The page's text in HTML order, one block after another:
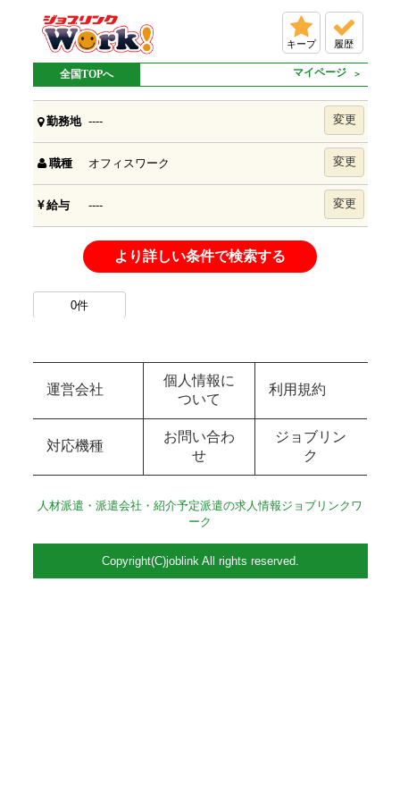
キープ 履歴
全国TOPへ マイページ
勤務地 ---- 変更
職種 オフィスワーク 変更
給与 ---- 変更
より詳しい条件で検索する
0件
運営会社
個人情報に
ついて
利用規約
対応機種
お問い合わ
せ
ジョブリン
ク
人材派遣・派遣会社・紹介予定派遣の求人情報ジョブリンクワ
ーク
Copyright(C)joblink All rights reserved.